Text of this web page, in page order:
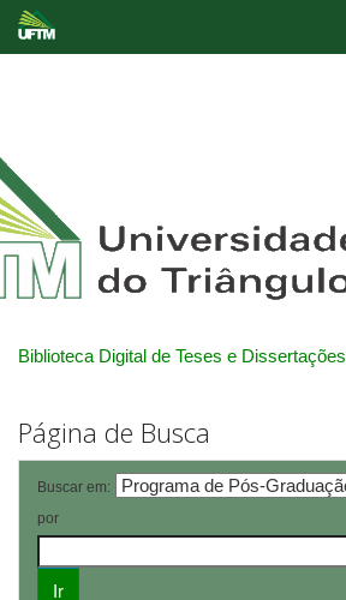
Biblioteca Digital de Teses e Dissertações
Página de Busca
Buscar em:
por